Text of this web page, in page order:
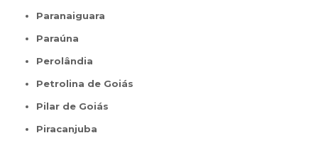
Paranaiguara
Paraúna
Perolândia
Petrolina de Goiás
Pilar de Goiás
Piracanjuba